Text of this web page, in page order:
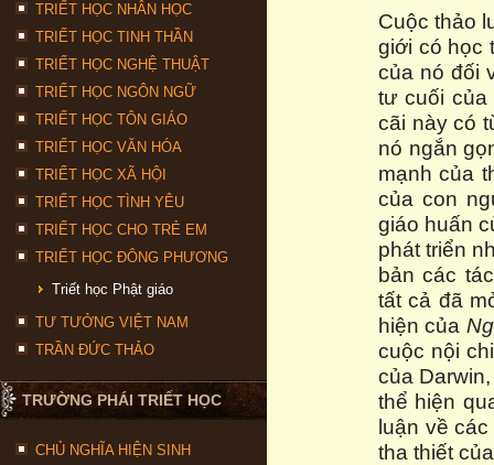
TRIẾT HỌC NHÂN HỌC
TRIẾT HỌC TINH THẦN
TRIẾT HỌC NGHỆ THUẬT
TRIẾT HỌC NGÔN NGỮ
TRIẾT HỌC TÔN GIÁO
TRIẾT HỌC VĂN HÓA
TRIẾT HỌC XÃ HỘI
TRIẾT HỌC TÌNH YÊU
TRIẾT HỌC CHO TRẺ EM
TRIẾT HỌC ĐÔNG PHƯƠNG
Triết học Phật giáo
TƯ TƯỞNG VIỆT NAM
TRẦN ĐỨC THẢO
TRƯỜNG PHÁI TRIẾT HỌC
CHỦ NGHĨA HIỆN SINH
Cuộc thảo
giới có học
của nó đối
tư cuối của
cãi này có
nó ngắn
mạnh của
của con
giáo huấn
phát triển
bản các
tất cả đã
hiện của
cuộc nội
của
thể hiện
luận về
tha thiết